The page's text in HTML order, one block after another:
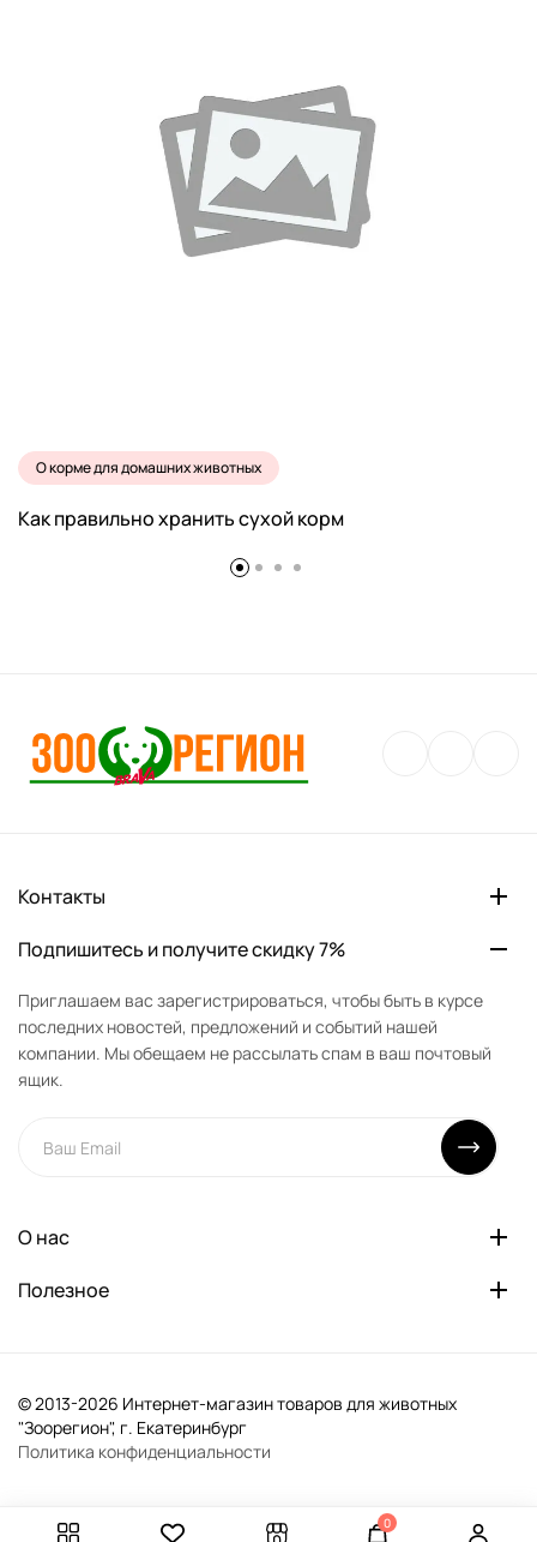
О корме для домашних животных
Как правильно хранить сухой корм
Контакты
Подпишитесь и получите скидку 7%
Приглашаем вас зарегистрироваться, чтобы быть в курсе
последних новостей, предложений и событий нашей
компании. Мы обещаем не рассылать спам в ваш почтовый
ящик.
О нас
Полезное
© 2013-2026 Интернет-магазин товаров для животных
"Зоорегион", г. Екатеринбург
Политика конфиденциальности
0